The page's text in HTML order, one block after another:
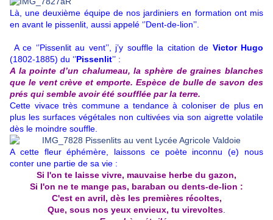
Là, une deuxième équipe de nos jardiniers en formation ont mis
en avant le pissenlit, aussi appelé ‘’Dent-de-lion’’.
A ce ‘’Pissenlit au vent’’, j’y souffle la citation de Victor Hugo
(1802-1885) du ‘’Pissenlit’’ :
A la pointe d’un chalumeau, la sphère de graines blanches
que le vent crève et emporte. Espèce de bulle de savon des
prés qui semble avoir été soufflée par la terre.
Cette vivace très commune a tendance à coloniser de plus en
plus les surfaces végétales non cultivées via son aigrette volatile
dès le moindre souffle.
A cette fleur éphémère, laissons ce poète inconnu (e) nous
conter une partie de sa vie :
Si l'on te laisse vivre, mauvaise herbe du gazon,
Si l'on ne te mange pas, baraban ou dents-de-lion :
C'est en avril, dès les premières récoltes,
Que, sous nos yeux envieux, tu virevoltes